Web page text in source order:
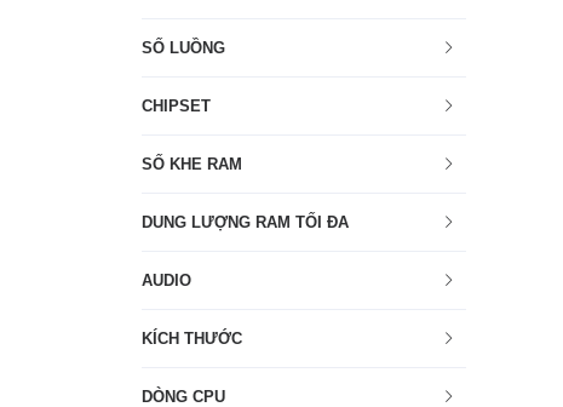
SỐ LUỒNG
CHIPSET
SỐ KHE RAM
DUNG LƯỢNG RAM TỐI ĐA
AUDIO
KÍCH THƯỚC
DÒNG CPU